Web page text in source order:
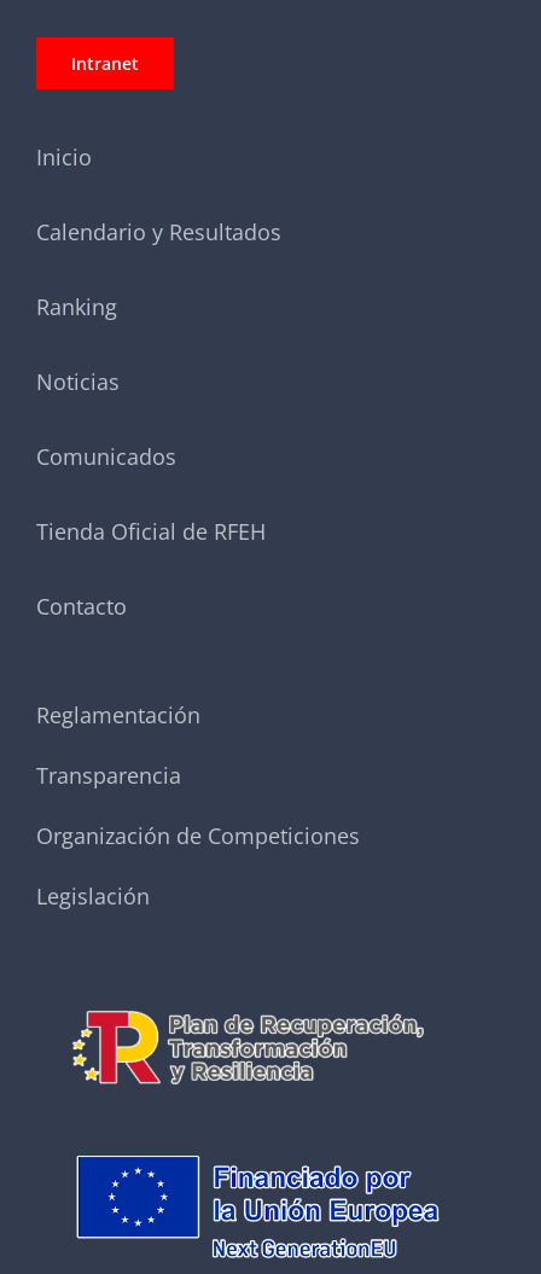
Intranet
Inicio
Calendario y Resultados
Ranking
Noticias
Comunicados
Tienda Oficial de RFEH
Contacto
Reglamentación
Transparencia
Organización de Competiciones
Legislación